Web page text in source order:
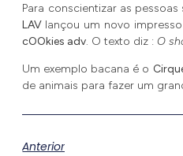
Para conscientizar as
LAV lançou um novo
cOOkies adv. O texto diz : O
Um exemplo bacana é o
de animais para fazer um
Anterior